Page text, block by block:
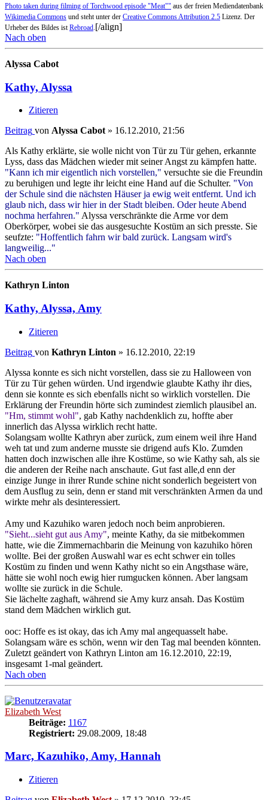
Photo taken during filming of Torchwood episode "Meat"" aus der freien Mediendatenbank
Wikimedia Commons und steht unter der Creative Commons Attribution 2.5 Lizenz. Der
Urheber des Bildes istRebroad.[/align]
Nach oben
Alyssa Cabot
Kathy, Alyssa
Zitieren
Beitrag von Alyssa Cabot » 16.12.2010, 21:56
Als Kathy erklärte, sie wolle nicht von Tür zu Tür gehen, erkannte
Lyss, dass das Mädchen wieder mit seiner Angst zu kämpfen hatte.
"Kann ich mir eigentlich nich vorstellen," versuchte sie die Freundin
zu beruhigen und legte ihr leicht eine Hand auf die Schulter. "Von
der Schule sind die nächsten Häuser ja ewig weit entfernt. Und ich
glaub nich, dass wir hier in der Stadt bleiben. Oder heute Abend
nochma herfahren." Alyssa verschränkte die Arme vor dem
Oberkörper, wobei sie das ausgesuchte Kostüm an sich presste. Sie
seufzte: "Hoffentlich fahrn wir bald zurück. Langsam wird's
langweilig..."
Nach oben
Kathryn Linton
Kathy, Alyssa, Amy
Zitieren
Beitrag von Kathryn Linton » 16.12.2010, 22:19
Alyssa konnte es sich nicht vorstellen, dass sie zu Halloween von
Tür zu Tür gehen würden. Und irgendwie glaubte Kathy ihr dies,
denn sie konnte es sich ebenfalls nicht so wirklich vorstellen. Die
Erklärung der Freundin hörte sich zumindest ziemlich plausibel an.
"Hm, stimmt wohl", gab Kathy nachdenklich zu, hoffte aber
innerlich das Alyssa wirklich recht hatte.
Solangsam wollte Kathryn aber zurück, zum einem weil ihre Hand
weh tat und zum anderne musste sie drigend aufs Klo. Zumden
hatten doch inzwischen alle ihre Kostüme, so wie Kathy sah, als sie
die anderen der Reihe nach anschaute. Gut fast alle,d enn der
einzige Junge in ihrer Runde schine nicht sonderlich begeistert von
dem Ausflug zu sein, denn er stand mit verschränkten Armen da und
wirkte mehr als desinteressiert.
Amy und Kazuhiko waren jedoch noch beim anprobieren.
"Sieht...sieht gut aus Amy", meinte Kathy, da sie mitbekommen
hatte, wie die Zimmernachbarin die Meinung von kazuhiko hören
wollte. Bei der großen Auswahl war es echt schwer ein tolles
Kostüm zu finden und wenn Kathy nicht so ein Angsthase wäre,
hätte sie wohl noch ewig hier rumgucken können. Aber langsam
wollte sie zurück in die Schule.
Sie lächelte zaghaft, während sie Amy kurz ansah. Das Kostüm
stand dem Mädchen wirklich gut.
ooc: Hoffe es ist okay, das ich Amy mal angequasselt habe.
Solangsam wäre es schön, wenn wir den Tag mal beenden könnten.
Zuletzt geändert von Kathryn Linton am 16.12.2010, 22:19,
insgesamt 1-mal geändert.
Nach oben
Elizabeth West
Beiträge: 1167
Registriert: 29.08.2009, 18:48
Marc, Kazuhiko, Amy, Hannah
Zitieren